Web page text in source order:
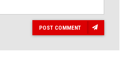
POST COMMENT